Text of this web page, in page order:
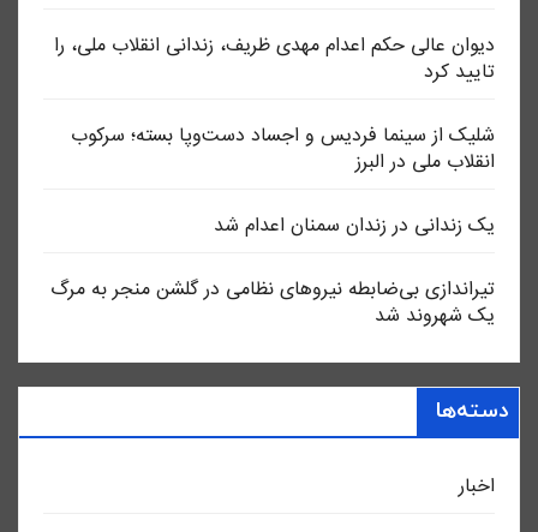
دیوان عالی حکم اعدام مهدی ظریف، زندانی انقلاب ملی، را
تایید کرد
شلیک از سینما فردیس و اجساد دست‌وپا بسته؛ سرکوب
انقلاب ملی در البرز
یک زندانی در زندان سمنان اعدام شد
تیراندازی بی‌ضابطه نیروهای نظامی در گلشن منجر به مرگ
یک شهروند شد
دسته‌ها
اخبار